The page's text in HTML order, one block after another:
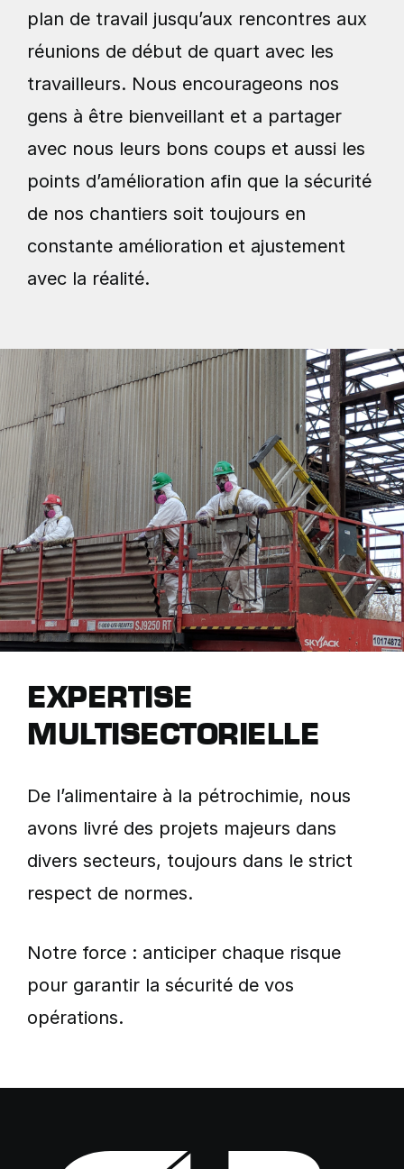
plan de travail jusqu’aux rencontres aux
réunions de début de quart avec les
travailleurs. Nous encourageons nos
gens à être bienveillant et a partager
avec nous leurs bons coups et aussi les
points d’amélioration afin que la sécurité
de nos chantiers soit toujours en
constante amélioration et ajustement
avec la réalité.
EXPERTISE
MULTISECTORIELLE
De l’alimentaire à la pétrochimie, nous
avons livré des projets majeurs dans
divers secteurs, toujours dans le strict
respect de normes.
Notre force : anticiper chaque risque
pour garantir la sécurité de vos
opérations.